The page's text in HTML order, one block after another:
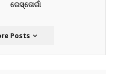
ରେସ୍ତୋରାଁ
Posts